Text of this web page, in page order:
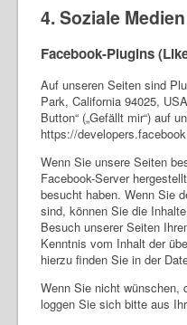
4. Soziale Medien
Facebook-Plugins
Auf unseren Seiten sind
Park, California 94025,
Button“ („Gefällt mir“) auf
https://
Wenn Sie unsere Seiten
Facebook-Server
besucht haben. Wenn Sie
sind, können Sie die
Besuch unserer Seiten
Kenntnis vom Inhalt der
hierzu finden Sie in der
Wenn Sie nicht wünschen,
loggen Sie sich bitte aus